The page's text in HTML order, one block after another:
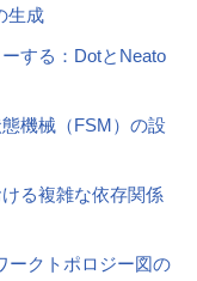
生成
する：DotとNeato
機械（FSM）の設
る複雑な依存関係
ークトポロジー図の